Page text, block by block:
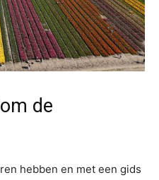
de
hebben en met een gids